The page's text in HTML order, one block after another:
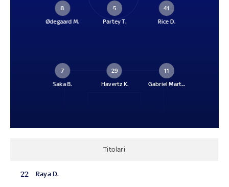
8
Ødegaard M.
5
Partey T.
41
Rice D.
7
Saka B.
29
Havertz K.
11
Gabriel Mart...
Titolari
22 Raya D.